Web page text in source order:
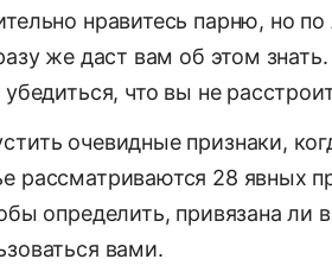
нравитесь парню, но
же даст вам об этом
что вы не
очевидные признаки,
рассматриваются 28 явных
определить, привязана ли
вами.